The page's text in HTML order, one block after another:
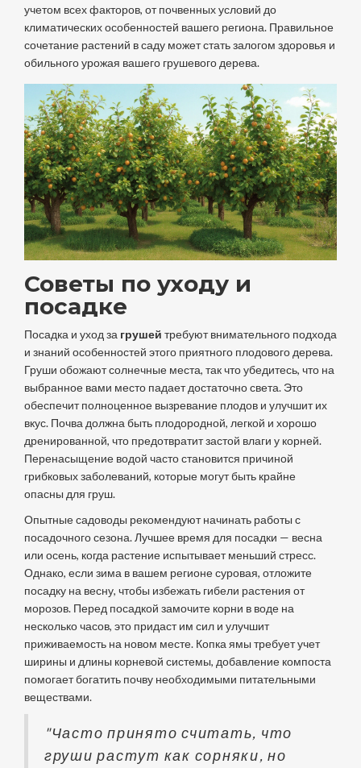
учетом всех факторов, от почвенных условий до
климатических особенностей вашего региона. Правильное
сочетание растений в саду может стать залогом здоровья и
обильного урожая вашего грушевого дерева.
Советы по уходу и
посадке
Посадка и уход за грушей требуют внимательного подхода
и знаний особенностей этого приятного плодового дерева.
Груши обожают солнечные места, так что убедитесь, что на
выбранное вами место падает достаточно света. Это
обеспечит полноценное вызревание плодов и улучшит их
вкус. Почва должна быть плодородной, легкой и хорошо
дренированной, что предотвратит застой влаги у корней.
Перенасыщение водой часто становится причиной
грибковых заболеваний, которые могут быть крайне
опасны для груш.
Опытные садоводы рекомендуют начинать работы с
посадочного сезона. Лучшее время для посадки — весна
или осень, когда растение испытывает меньший стресс.
Однако, если зима в вашем регионе суровая, отложите
посадку на весну, чтобы избежать гибели растения от
морозов. Перед посадкой замочите корни в воде на
несколько часов, это придаст им сил и улучшит
приживаемость на новом месте. Копка ямы требует учет
ширины и длины корневой системы, добавление компоста
помогает богатить почву необходимыми питательными
веществами.
"Часто принято считать, что
груши растут как сорняки, но